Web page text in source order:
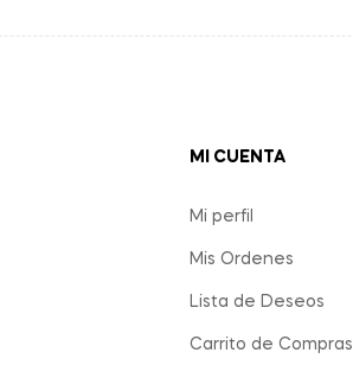
MI CUENTA
Mi perfil
Mis Ordenes
Lista de Deseos
Carrito de Compras